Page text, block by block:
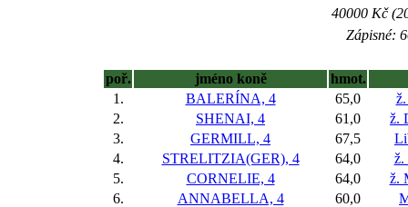
40000 Kč
Zápisné:
poř. jméno koně
hmot.
1.
BALERÍNA, 4 65,0
2.
SHENAI, 4 61,0
ž.
3.
GERMILL, 4 67,5
4.
STRELITZIA(GER), 4 64,0
ž.
5.
CORNELIE, 4 64,0
ž.
6.
ANNABELLA, 4 60,0